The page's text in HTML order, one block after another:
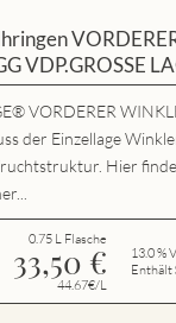
VDP.GROSSE
VORDERER
der Einzellage
Hier
0.75 L Flasche
33,50 €
44.67€/L
13.0 %
Enthält